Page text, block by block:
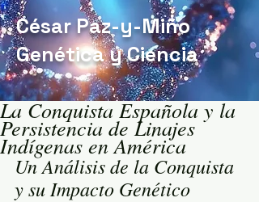
César Paz-y-Miño
Genética y Ciencia
La Conquista Española y la
Persistencia de Linajes
Indígenas en América
Un Análisis de la Conquista
y su Impacto Genético